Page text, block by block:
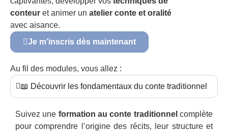
conteur et animer un atelier conte et oralité
avec aisance.
Je m’inscris dès maintenant
Au fil des modules, vous allez :
📖 Découvrir les fondamentaux du conte traditionnel
Suivez une formation au conte traditionnel complète
pour comprendre l’origine des récits, leur structure et